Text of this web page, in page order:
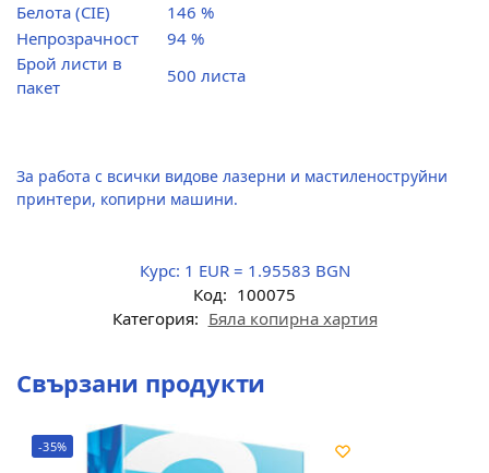
Белота (CIE)
146 %
Непрозрачност
94 %
Брой листи в
пакет
500 листа
За работа с всички видове лазерни и мастиленоструйни
принтери, копирни машини.
Курс: 1 EUR = 1.95583 BGN
Код: 100075
Категория: Бяла копирна хартия
Свързани продукти
-35%